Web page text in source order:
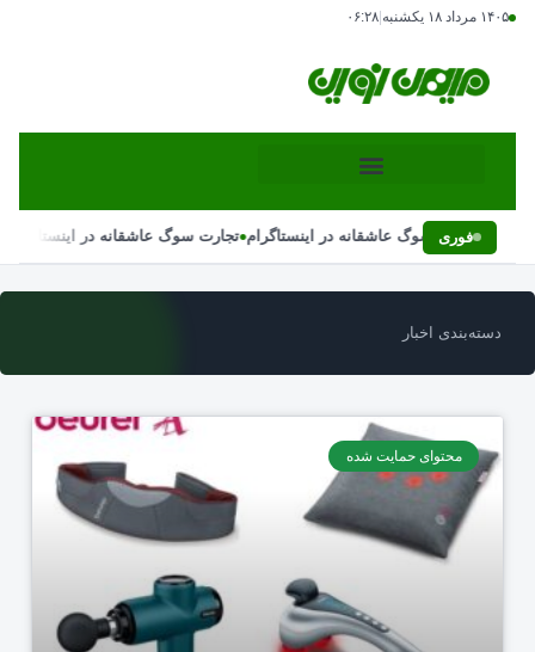
۱۴۰۵ مرداد ۱۸ یکشنبه ۰۶:۲۸
فوری
تجارت سوگ عاشقانه در اینستاگرام•تجارت سوگ عاشقانه در اینستاگرام
دسته‌بندی اخبار
محتوای حمایت شده